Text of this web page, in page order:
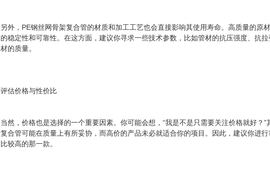
另外，PE钢丝网骨架复合管的材质和加工工艺也会直接影响其使用寿命。高质量的原
的稳定性和可靠性。在这方面，建议你寻求一些技术参数，比如管材的抗压强度、抗
材的质量。
评估价格与性价比
当然，价格也是选择的一个重要因素。你可能会想，“我是不是只需要关注价格就好？
复合管可能在质量上有所妥协，而高价的产品未必就适合你的项目。因此，建议你进
比较高的那一款。